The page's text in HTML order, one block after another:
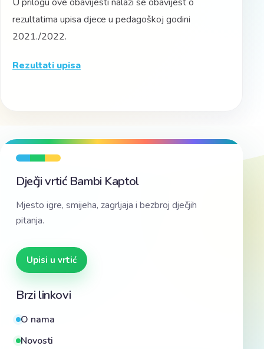
rezultatima upisa djece u pedagoškoj godini
2021./2022.
Rezultati upisa
Dječji vrtić Bambi Kaptol
Mjesto igre, smijeha, zagrljaja i bezbroj dječjih
pitanja.
Upisi u vrtić
Brzi linkovi
O nama
Novosti